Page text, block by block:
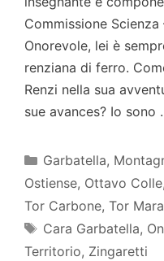
Commissione
Onorevole, lei è
renziana di ferro.
Renzi nella sua
sue avances? Io sono
Categorie
Garbatella,
Ostiense, Ottavo Colle,
Tor Carbone, Tor
Tag
Cara Garbatella,
Territorio, Zingaretti